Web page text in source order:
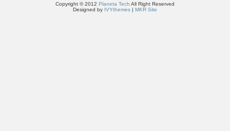
Copyright © 2012 Planeta Tech All Right Reserved
Designed by IVYthemes | MKR Site